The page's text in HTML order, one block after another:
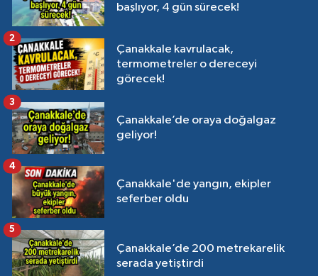
başlıyor, 4 gün sürecek!
Çanakkale kavrulacak,
termometreler o dereceyi
görecek!
2
Çanakkale’de oraya doğalgaz
geliyor!
3
Çanakkale'de yangın, ekipler
seferber oldu
4
Çanakkale’de 200 metrekarelik
serada yetiştirdi
5